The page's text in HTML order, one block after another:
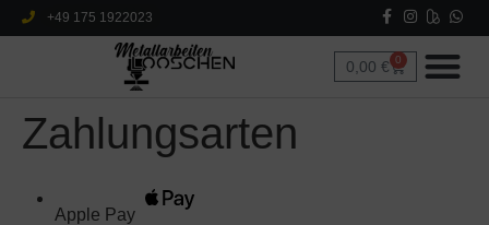
+49 175 1922023
0,00 € 0
Zahlungsarten
Apple Pay